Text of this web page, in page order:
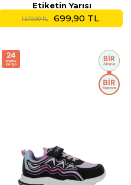
Ayakkabısı
Etiketin Yarısı
1.579,90 TL 699,90 TL